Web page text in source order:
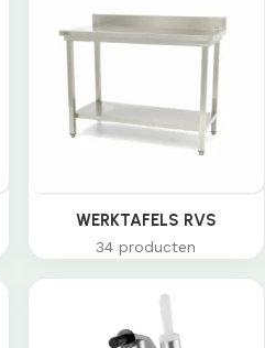
WERKTAFELS RVS
34 producten